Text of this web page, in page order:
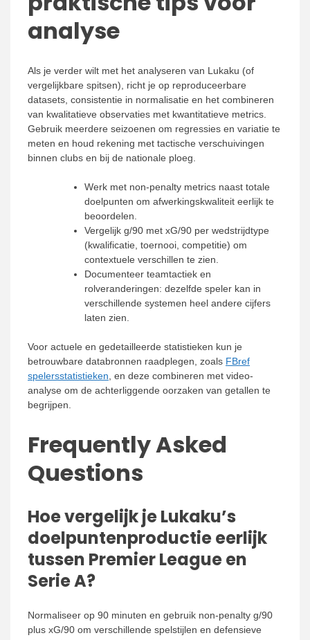
analyse
Als je verder wilt met het analyseren van Lukaku (of
vergelijkbare spitsen), richt je op reproduceerbare
datasets, consistentie in normalisatie en het combineren
van kwalitatieve observaties met kwantitatieve metrics.
Gebruik meerdere seizoenen om regressies en variatie te
meten en houd rekening met tactische verschuivingen
binnen clubs en bij de nationale ploeg.
Werk met non-penalty metrics naast totale
doelpunten om afwerkingskwaliteit eerlijk te
beoordelen.
Vergelijk g/90 met xG/90 per wedstrijdtype
(kwalificatie, toernooi, competitie) om
contextuele verschillen te zien.
Documenteer teamtactiek en
rolveranderingen: dezelfde speler kan in
verschillende systemen heel andere cijfers
laten zien.
Voor actuele en gedetailleerde statistieken kun je
betrouwbare databronnen raadplegen, zoals FBref
spelersstatistieken , en deze combineren met video-
analyse om de achterliggende oorzaken van getallen te
begrijpen.
Frequently Asked
Questions
Hoe vergelijk je Lukaku’s
doelpuntenproductie eerlijk
tussen Premier League en
Serie A?
Normaliseer op 90 minuten en gebruik non-penalty g/90
plus xG/90 om verschillende spelstijlen en defensieve